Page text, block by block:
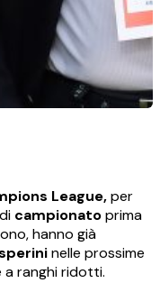
League,per
campionatoprima
hanno già
nelle prossime
ranghi ridotti.